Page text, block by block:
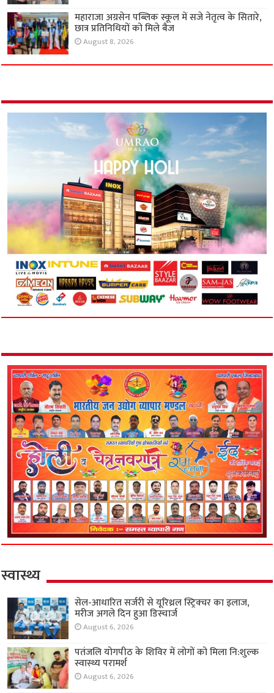
महाराजा अग्रसेन पब्लिक स्कूल में सजे नेतृत्व के सितारे,
छात्र प्रतिनिधियों को मिले बैज
August 8, 2026
स्वास्थ्य
सेल-आधारित सर्जरी से यूरिथ्रल स्ट्रिक्चर का इलाज,
मरीज अगले दिन हुआ डिस्चार्ज
August 6, 2026
पतंजलि योगपीठ के शिविर में लोगों को मिला नि:शुल्क
स्वास्थ्य परामर्श
August 6, 2026